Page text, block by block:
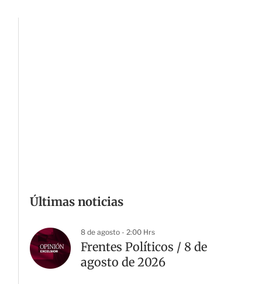
Últimas noticias
8 de agosto - 2:00 Hrs
Frentes Políticos / 8 de
agosto de 2026